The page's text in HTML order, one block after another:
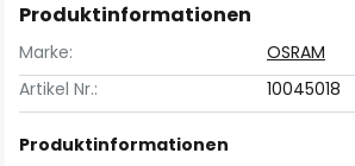
Produktinformationen
Marke:
OSRAM
Artikel Nr.:
10045018
Produktinformationen